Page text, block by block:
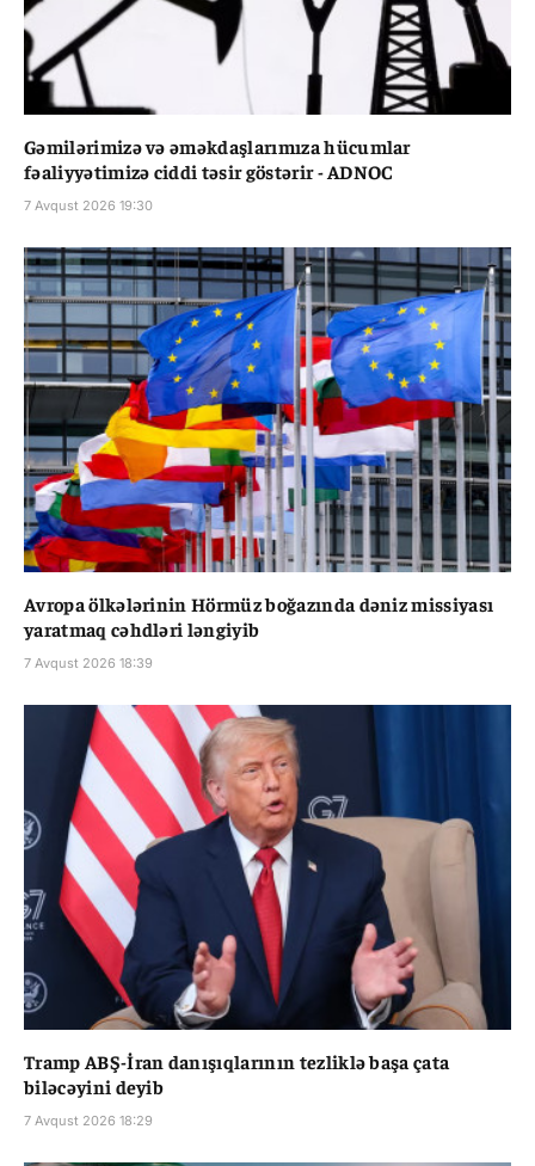
Gəmilərimizə və əməkdaşlarımıza hücumlar
fəaliyyətimizə ciddi təsir göstərir - ADNOC
7 Avqust 2026 19:30
Avropa ölkələrinin Hörmüz boğazında dəniz missiyası
yaratmaq cəhdləri ləngiyib
7 Avqust 2026 18:39
Tramp ABŞ-İran danışıqlarının tezliklə başa çata
biləcəyini deyib
7 Avqust 2026 18:29